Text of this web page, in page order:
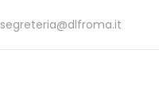
segreteria@dlfroma.it